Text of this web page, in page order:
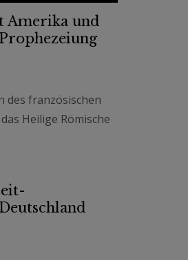
Amerika und
des französischen
Heilige Römische